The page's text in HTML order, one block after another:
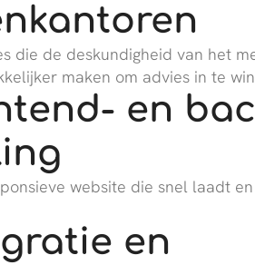
die de deskundigheid van het
maken om advies in te
en
website die snel laadt
en